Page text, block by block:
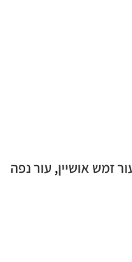
זמש אושיין, עור נפה